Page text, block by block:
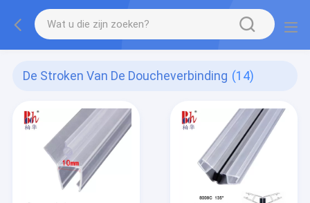
De Stroken Van De Doucheverbinding (14)